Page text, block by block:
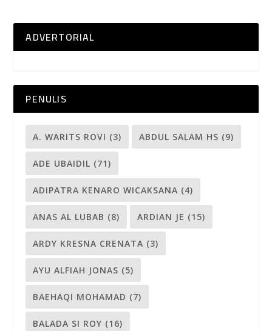
ADVERTORIAL
PENULIS
A. WARITS ROVI (3) ABDUL SALAM HS (9)
ADE UBAIDIL (71)
ADIPATRA KENARO WICAKSANA (4)
ANAS AL LUBAB (8) ARDIAN JE (15)
ARDY KRESNA CRENATA (3)
AYU ALFIAH JONAS (5)
BAEHAQI MOHAMAD (7)
BALADA SI ROY (16)